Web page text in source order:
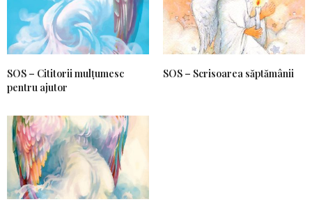
SOS – Cititorii mulțumesc
pentru ajutor
SOS – Scrisoarea săptămânii